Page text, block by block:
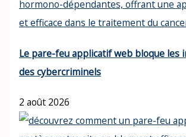
Le pare-feu applicatif web bloque les
des cybercriminels
2 août 2026